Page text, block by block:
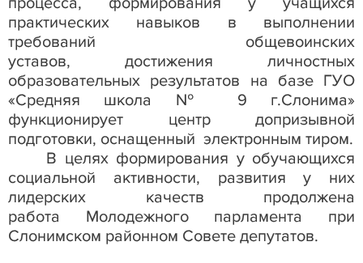
практических навыков в выполнении
требований общевоинских
уставов, достижения личностных
образовательных результатов на базе ГУО
«Средняя школа № 9 г.Слонима»
функционирует центр допризывной
подготовки, оснащенный электронным тиром.
В целях формирования у обучающихся
социальной активности, развития у них
лидерских качеств продолжена
работа Молодежного парламента при
Слонимском районном Совете депутатов.